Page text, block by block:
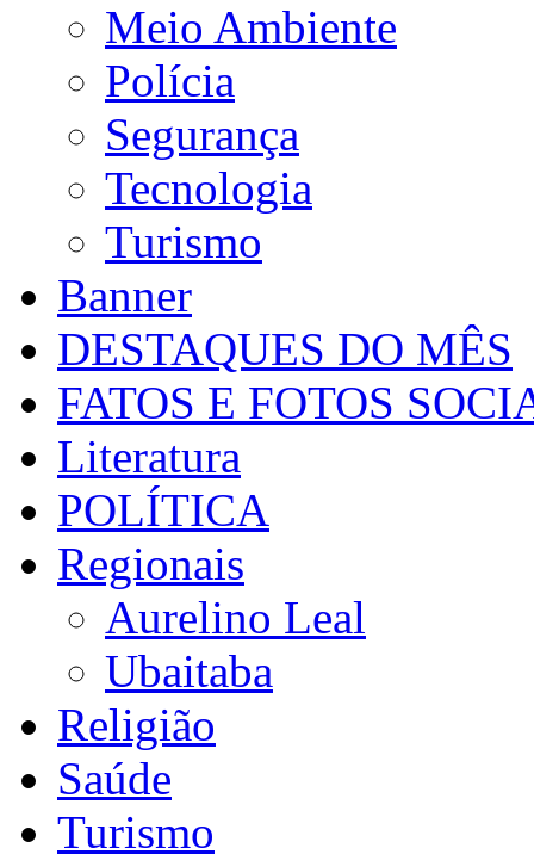
Meio Ambiente
Polícia
Segurança
Tecnologia
Turismo
Banner
DESTAQUES DO MÊS
FATOS E FOTOS
Literatura
POLÍTICA
Regionais
Aurelino Leal
Ubaitaba
Religião
Saúde
Turismo